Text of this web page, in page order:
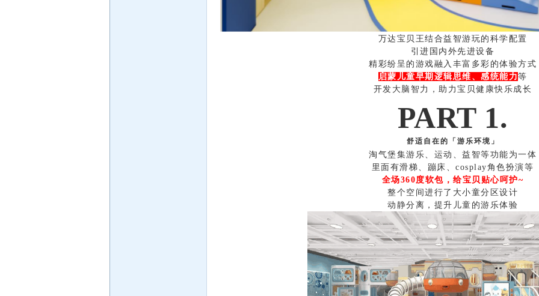
万达宝贝王结合益智游玩的科学配置
引进国内外先进设备
精彩纷呈的游戏融入丰富多彩的体验方式
启蒙儿童早期逻辑思维、感统能力等
开发大脑智力，助力宝贝健康快乐成长
PART 1.
舒适自在的「游乐环境」
淘气堡集游乐、运动、益智等功能为一体
里面有滑梯、蹦床、cosplay角色扮演等
全场360度软包，给宝贝贴心呵护~
整个空间进行了大小童分区设计
动静分离，提升儿童的游乐体验